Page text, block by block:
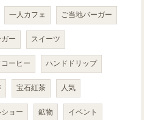
一人カフェ ご当地バーガー
ー スイーツ
ーヒー ハンドドリップ
宝石紅茶 人気
ショー 鉱物 イベント